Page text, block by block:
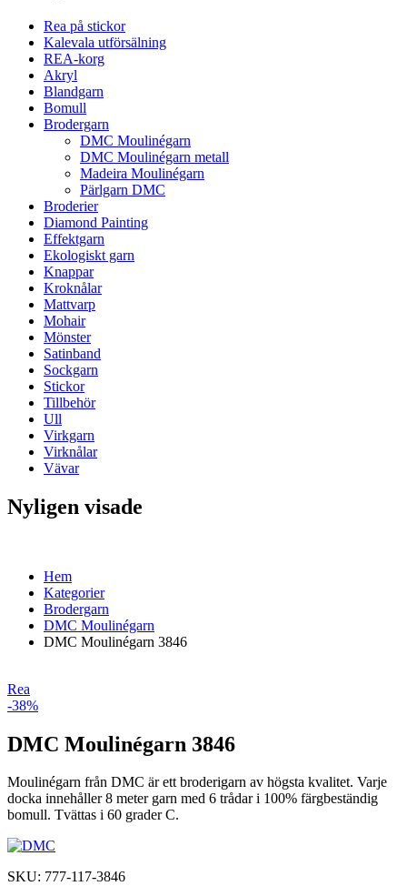
Rea på stickor
Kalevala utförsälning
REA-korg
Akryl
Blandgarn
Bomull
Brodergarn
DMC Moulinégarn
DMC Moulinégarn metall
Madeira Moulinégarn
Pärlgarn DMC
Broderier
Diamond Painting
Effektgarn
Ekologiskt garn
Knappar
Kroknålar
Mattvarp
Mohair
Mönster
Satinband
Sockgarn
Stickor
Tillbehör
Ull
Virkgarn
Virknålar
Vävar
Nyligen visade
Hem
Kategorier
Brodergarn
DMC Moulinégarn
DMC Moulinégarn 3846
Rea
-38%
DMC Moulinégarn 3846
Moulinégarn från DMC är ett broderigarn av högsta kvalitet. Varje
docka innehåller 8 meter garn med 6 trådar i 100% färgbeständig
bomull. Tvättas i 60 grader C.
SKU: 777-117-3846